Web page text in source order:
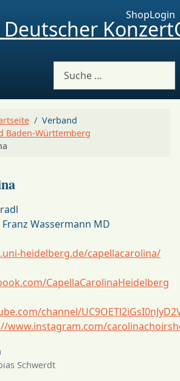
ShopLogin
Suchen
Verband
Baden-Württemberg
Franz Wassermann MD
heidelberg.de/capellacarolina/
CapellaCarolinaHeidelberg
channel/
www.instagram.com/
Schwerdt